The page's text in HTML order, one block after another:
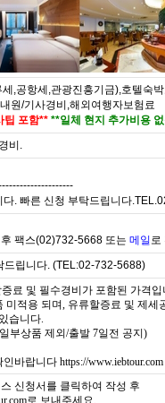
,공항세,관광진흥기금),호텔숙
원/기사경비,해외여행자보험료
팁 포함****일체 현지 추가비용
비.
. 빠른 신청 부탁드립니다
팩스(02)732-5668 또는 메일 로
드립니다. (TEL:02-732-5688)
료 및 필수경비가 포함된 가격입
적용 되며, 유류할증료 및 제세
습니다.
부상품 제외/출발 7일전 공지)
인바랍니다 https://www.iebtour.com
신청서를 클릭하여 작성 후
로 보내주세요.